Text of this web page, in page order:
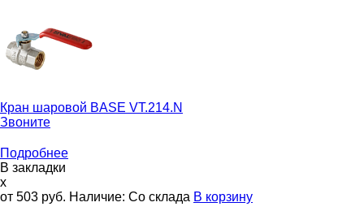
Кран шаровой BASE VT.214.N
Звоните
Подробнее
В закладки
x
от 503 руб. Наличие: Со склада В корзину